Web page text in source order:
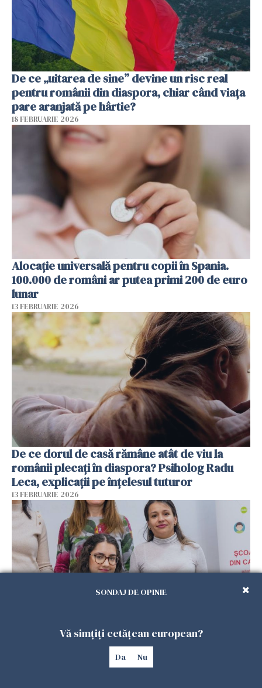
De ce „uitarea de sine” devine un risc real
pentru românii din diaspora, chiar când viața
pare aranjată pe hârtie?
18 FEBRUARIE 2026
Alocație universală pentru copii în Spania.
100.000 de români ar putea primi 200 de euro
lunar
13 FEBRUARIE 2026
De ce dorul de casă rămâne atât de viu la
românii plecați în diaspora? Psiholog Radu
Leca, explicații pe înțelesul tuturor
13 FEBRUARIE 2026
Viața tot mai scumpă din Spania schimbă
planurile românilor. Mulți se gândesc să
SONDAJ DE OPINIE
Vă simțiți cetățean european?
Da Nu